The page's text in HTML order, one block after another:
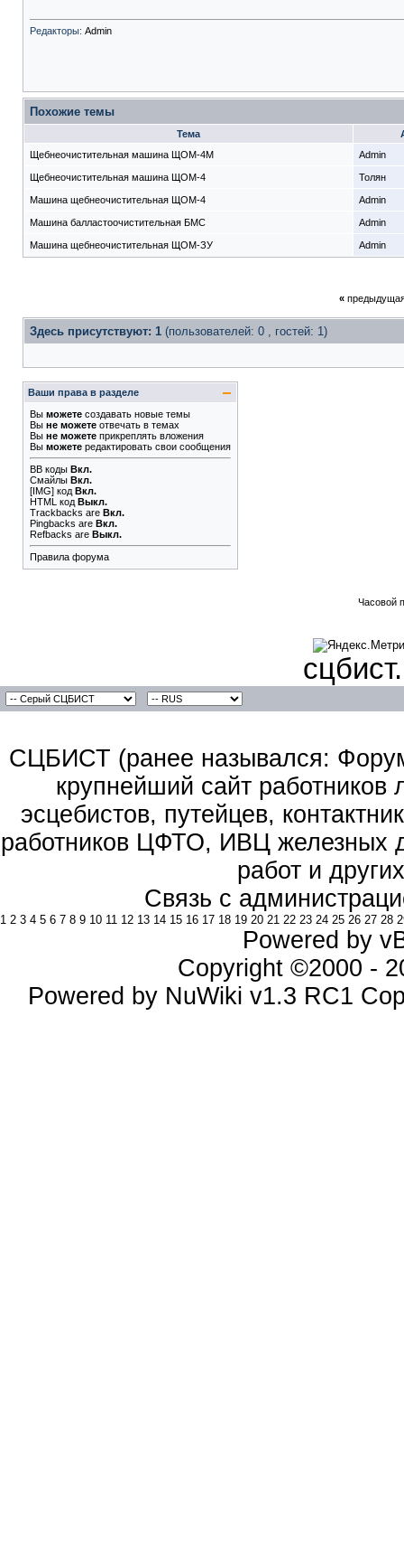
Редакторы: Admin
Похожие темы
Тема
Щебнеочистительная машина ЩОМ-4М
Admin
Щебнеочистительная машина ЩОМ-4 Толян
Машина щебнеочистительная ЩОМ-4 Admin
Машина балластоочистительная БМС Admin
Машина щебнеочистительная ЩОМ-ЗУ Admin
«
Здесь присутствуют: 1 (пользователей: 0 , гостей: 1)
Ваши права в разделе
Вы можете создавать новые темы
Вы не можете отвечать в темах
Вы не можете прикреплять вложения
Вы можете редактировать свои сообщения
BB коды Вкл.
Смайлы Вкл.
[IMG] код Вкл.
HTML код Выкл.
Trackbacks are Вкл.
Pingbacks are Вкл.
Refbacks are Выкл.
Правила форума
Часовой
СЦБИСТ (ранее назывался:
крупнейший сайт работников
эсцебистов, путейцев,
работников ЦФТО, ИВЦ железных
работ и
Связь с
1 2 3 4 5 6 7 8 9 10 11 12 13 14 15 16 17 18 19 20 21 22 23 24 25 26 27 28
Powered by
Copyright ©2000 -
Powered by NuWiki v1.3 RC1